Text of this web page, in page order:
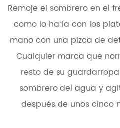
Remoje el sombrero en el
como lo haría con los
mano con una pizca de
Cualquier marca que
resto de su
sombrero del agua y
después de unos cinco